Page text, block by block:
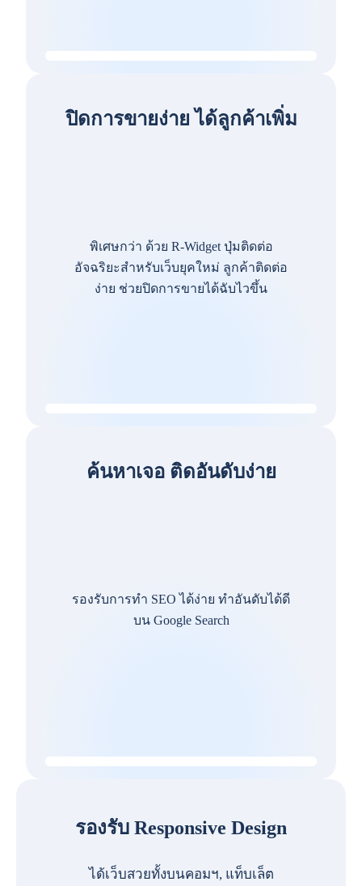
ปิดการขายง่าย ได้ลูกค้าเพิ่ม
พิเศษกว่า ด้วย R-Widget ปุ่มติดต่อ
อัจฉริยะสำหรับเว็บยุคใหม่ ลูกค้าติดต่อ
ง่าย ช่วยปิดการขายได้ฉับไวขึ้น
ค้นหาเจอ ติดอันดับง่าย
รองรับการทำ SEO ได้ง่าย ทำอันดับได้ดี
บน Google Search
รองรับ Responsive Design
ได้เว็บสวยทั้งบนคอมฯ, แท็บเล็ต